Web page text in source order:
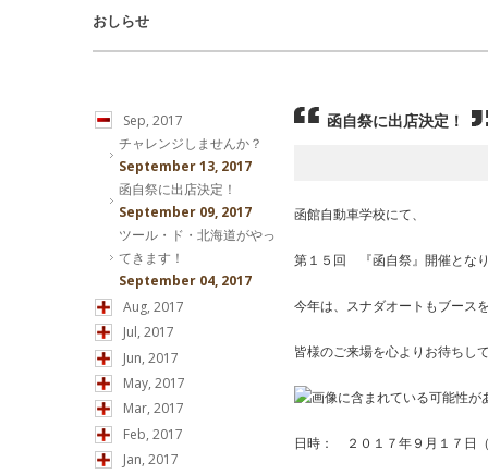
おしらせ
Sep, 2017
チャレンジしませんか？
September 13, 2017
函自祭に出店決定！
September 09, 2017
ツール・ド・北海道がやっ
てきます！
September 04, 2017
Aug, 2017
Jul, 2017
Jun, 2017
May, 2017
Mar, 2017
Feb, 2017
Jan, 2017
函自祭に出店決定！
函館自動車学校にて、
第１５回 『函自祭』開催とな
今年は、スナダオートもブース
皆様のご来場を心よりお待ちし
日時： ２０１７年９月１７